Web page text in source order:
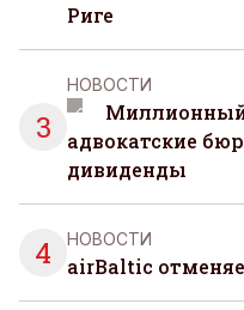
Риге
3
НОВОСТИ
адвокатские
дивиденды
4 НОВОСТИ
airBaltic